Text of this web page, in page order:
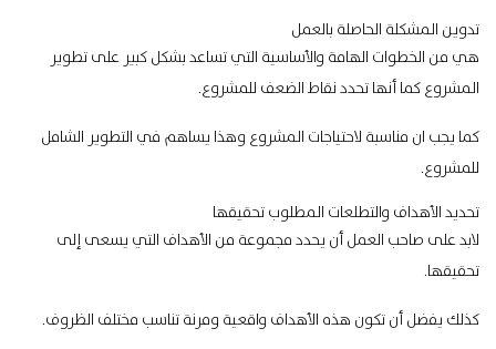
تدوين المشكلة الحاصلة بالعمل
هي من الخطوات الهامة والأساسية التي تساعد بشكل كبير علىتطوير
المشروعكما أنها تحدد نقاط الضعف للمشروع.
كما يجب ان مناسبة لاحتياجات المشروع وهذا يساهم في التطوير الشامل
للمشروع.
تحديد الأهداف والتطلعات المطلوب تحقيقها
لابد على صاحب العمل أن يحدد مجموعة من الأهداف التي يسعى إلى
تحقيقها.
كذلك يفضل أن تكون هذه الأهداف واقعية ومرنة تناسب مختلف الظروف.